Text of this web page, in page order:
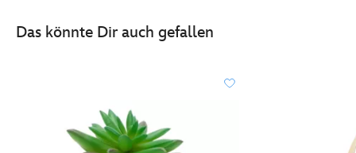
Das könnte Dir auch gefallen